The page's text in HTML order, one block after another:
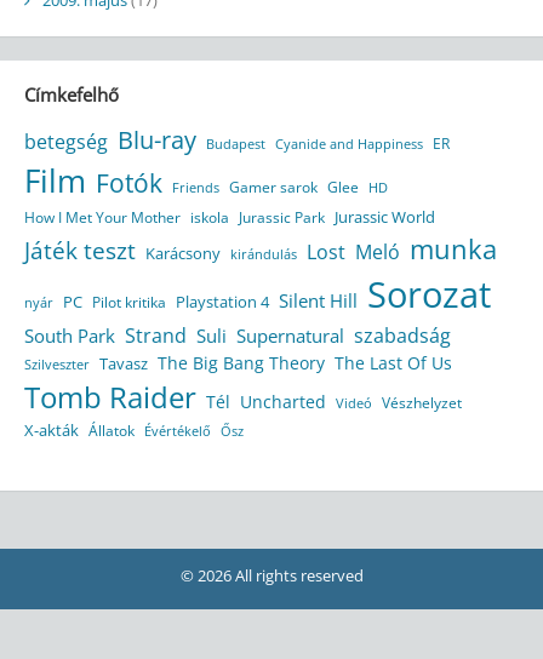
Címkefelhő
betegség Blu-ray Budapest Cyanide and Happiness ER
Film Fotók Friends Gamer sarok Glee HD
How I Met Your Mother iskola Jurassic Park Jurassic World
Játék teszt Karácsony kirándulás Lost Meló munka
nyár PC Pilot kritika Playstation 4 Silent Hill Sorozat
South Park Strand Suli Supernatural szabadság
Szilveszter Tavasz The Big Bang Theory The Last Of Us
Tomb Raider Tél Uncharted Videó Vészhelyzet
X-akták Állatok Évértékelő Ősz
© 2026 All rights reserved